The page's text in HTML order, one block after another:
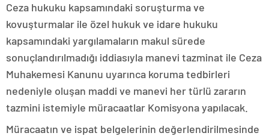
Ceza hukuku kapsamındaki soruşturma ve
kovuşturmalar ile özel hukuk ve idare hukuku
kapsamındaki yargılamaların makul sürede
sonuçlandırılmadığı iddiasıyla manevi tazminat ile Ceza
Muhakemesi Kanunu uyarınca koruma tedbirleri
nedeniyle oluşan maddi ve manevi her türlü zararın
tazmini istemiyle müracaatlar Komisyona yapılacak.
Müracaatın ve ispat belgelerinin değerlendirilmesinde